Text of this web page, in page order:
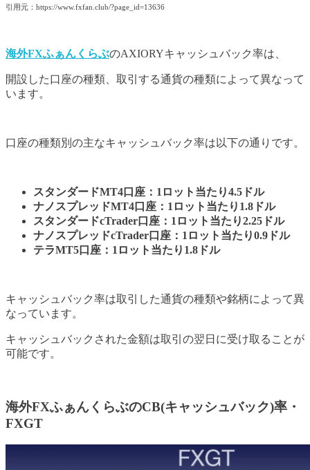
引用元：https://www.fxfan.club/?page_id=13636
海外FXふぁんくらぶのAXIORYキャッシュバック率は、
開設した口座の種類、取引する通貨の種類によって異なって
います。
口座の種類別の主なキャッシュバック率は以下の通りです。
スタンダードMT4口座：1ロット当たり4.5ドル
ナノスプレッドMT4口座：1ロット当たり1.8ドル
スタンダードcTrader口座：1ロット当たり2.25ドル
ナノスプレッドcTrader口座：1ロット当たり0.9ドル
テラMT5口座：1ロット当たり1.8ドル
キャッシュバック率は取引した通貨の種類や銘柄によって異
なっています。
キャッシュバックされた金額は取引の翌日に受け取ることが
可能です。
海外FXふぁんくらぶのCB(キャッシュバック)率・
FXGT